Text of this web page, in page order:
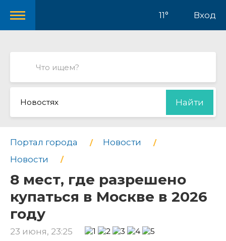
11° Вход
Новостях Найти
Портал города
Новости
Новости
8 мест, где разрешено
купаться в Москве в 2026
году
23 июня, 23:25